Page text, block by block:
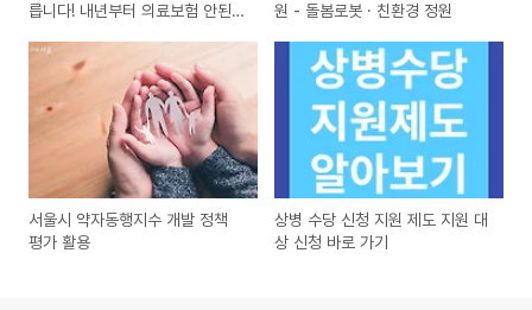
릅니다! 내년부터 의료보험 안된
원 - 돌봄로봇 · 친환경 정원
서울시 약자동행지수 개발 정책
평가 활용
상병 수당 신청 지원 제도 지원 대
상 신청 바로 가기